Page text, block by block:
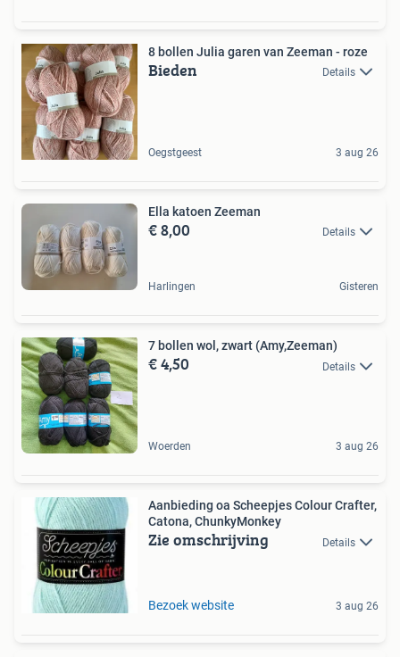
8 bollen Julia garen van Zeeman - roze
Bieden Details
Oegstgeest 3 aug 26
Ella katoen Zeeman
€ 8,00 Details
Harlingen Gisteren
7 bollen wol, zwart (Amy,Zeeman)
€ 4,50 Details
Woerden 3 aug 26
Aanbieding oa Scheepjes Colour Crafter,
Catona, ChunkyMonkey
Zie omschrijving Details
Bezoek website 3 aug 26